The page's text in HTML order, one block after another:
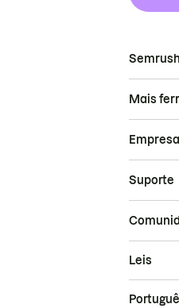
Semrush
Mais
Empresa
Suporte
Leis